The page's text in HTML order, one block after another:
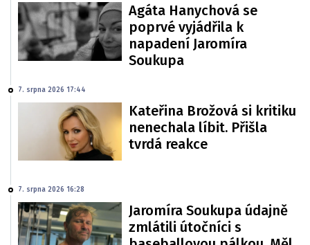
Agáta Hanychová se
poprvé vyjádřila k
napadení Jaromíra
Soukupa
7. srpna 2026 17:44
Kateřina Brožová si kritiku
nenechala líbit. Přišla
tvrdá reakce
7. srpna 2026 16:28
Jaromíra Soukupa údajně
zmlátili útočníci s